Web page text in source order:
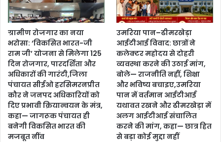
ग्रामीण रोजगार का नया
भरोसा: ‘विकसित भारत-जी
राम जी’ योजना से मिलेगा 125
दिन रोजगार, पारदर्शिता और
अधिकारों की गारंटी,जिला
पंचायत सीईओ हरसिमरनप्रीत
कौर ने जनपद अधिकारियों को
दिए प्रभावी क्रियान्वयन के मंत्र,
कहा— जागरूक पंचायत ही
बनेगी विकसित भारत की
मजबूत नींव
उमरिया पान–ढीमरखेड़ा
आईटीआई विवाद: छात्रों ने
कलेक्टर महोदय से दोहरी
व्यवस्था करने की उठाई मांग,
बोले— राजनीति नहीं, शिक्षा
और भविष्य बचाइए,उमरिया
पान में वर्तमान आईटीआई
यथावत रखने और ढीमरखेड़ा में
अलग आईटीआई संचालित
करने की मांग, कहा— छात्र हित
से बड़ा कोई मुद्दा नहीं